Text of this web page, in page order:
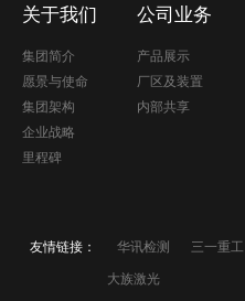
关于我们
集团简介
愿景与使命
集团架构
企业战略
里程碑
公司业务
产品展示
厂区及装置
内部共享
友情链接： 华讯检测 三一重工
大族激光